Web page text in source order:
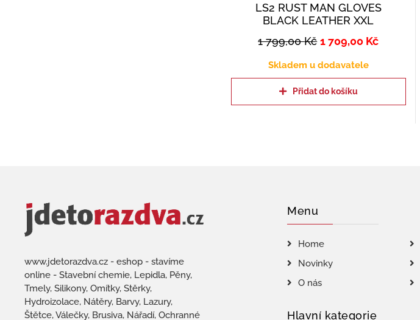
LS2 RUST MAN GLOVES
BLACK LEATHER XXL
1 799,00Kč 1 709,00 Kč
Skladem u dodavatele
Přidat do košíku
www.jdetorazdva.cz - eshop - stavíme
online - Stavební chemie, Lepidla, Pěny,
Tmely, Silikony, Omítky, Stěrky,
Hydroizolace, Nátěry, Barvy, Lazury,
Štětce, Válečky, Brusiva, Nářadí, Ochranné
Menu
Home
Novinky
O nás
Hlavní kategorie